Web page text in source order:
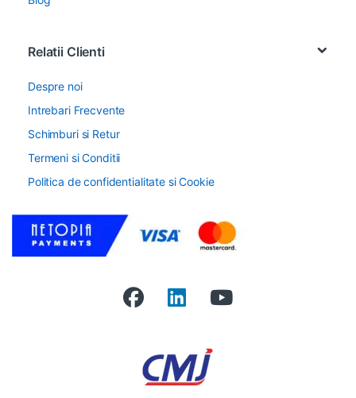
Relatii Clienti
Despre noi
Intrebari Frecvente
Schimburi si Retur
Termeni si Conditii
Politica de confidentialitate si Cookie